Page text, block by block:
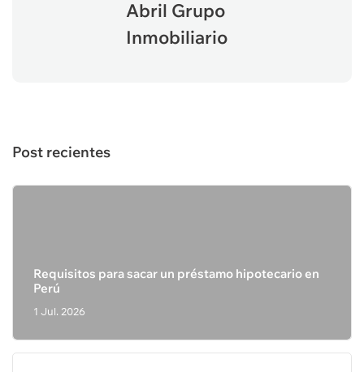
Abril Grupo
Inmobiliario
Post recientes
Requisitos para sacar un préstamo hipotecario en
Perú
1 Jul. 2026